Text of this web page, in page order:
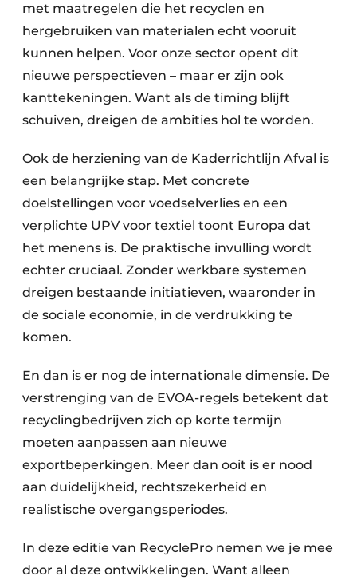
Transportbanden
Zeven & Brekers
Bedrijfsafval
Bouw & Sloopafval
Elektronisch Afval
Glasrecyclage
Houtafval
Kunststofafval
Medisch afval
Metaalrecyclage
Papierafval
Textielrecyclage
met maatregelen die het recyclen en
hergebruiken van materialen echt vooruit
kunnen helpen. Voor onze sector opent dit
nieuwe perspectieven – maar er zijn ook
kanttekeningen. Want als de timing blijft
schuiven, dreigen de ambities hol te worden.
Ook de herziening van de Kaderrichtlijn Afval is
een belangrijke stap. Met concrete
doelstellingen voor voedselverlies en een
verplichte UPV voor textiel toont Europa dat
het menens is. De praktische invulling wordt
echter cruciaal. Zonder werkbare systemen
dreigen bestaande initiatieven, waaronder in
de sociale economie, in de verdrukking te
komen.
En dan is er nog de internationale dimensie. De
verstrenging van de EVOA-regels betekent dat
recyclingbedrijven zich op korte termijn
moeten aanpassen aan nieuwe
exportbeperkingen. Meer dan ooit is er nood
aan duidelijkheid, rechtszekerheid en
realistische overgangsperiodes.
In deze editie van RecyclePro nemen we je mee
door al deze ontwikkelingen. Want alleen